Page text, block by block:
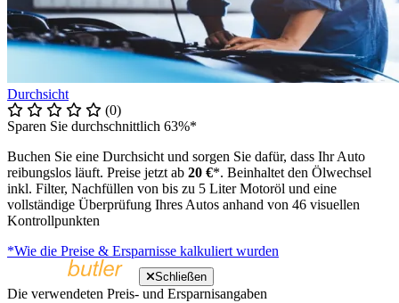
Durchsicht
(0)
Sparen Sie durchschnittlich 63%*
Buchen Sie eine Durchsicht und sorgen Sie dafür, dass Ihr Auto
reibungslos läuft. Preise jetzt ab 20 €*. Beinhaltet den Ölwechsel
inkl. Filter, Nachfüllen von bis zu 5 Liter Motoröl und eine
vollständige Überprüfung Ihres Autos anhand von 46 visuellen
Kontrollpunkten
*Wie die Preise & Ersparnisse kalkuliert wurden
Schließen
Die verwendeten Preis- und Ersparnisangaben